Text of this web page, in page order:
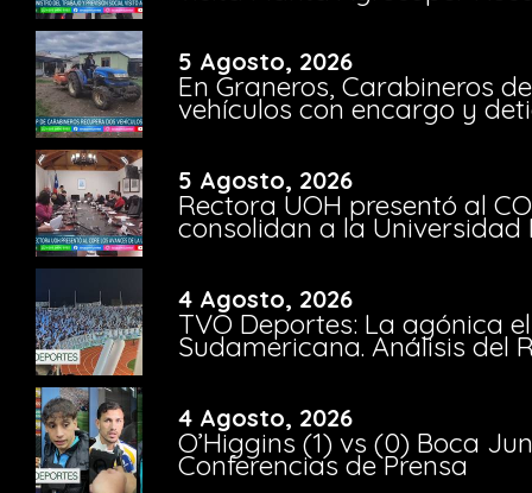
5 Agosto, 2026
En Graneros, Carabineros
vehículos con encargo y
5 Agosto, 2026
Rectora UOH presentó al
consolidan a la Universidad
4 Agosto, 2026
TVO Deportes: La agónica
Sudamericana. Análisis del
4 Agosto, 2026
O’Higgins (1) vs (0) Boca
Conferencias de Prensa